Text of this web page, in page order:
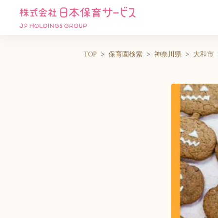
TOP 保育園検索 神奈川県 大和市